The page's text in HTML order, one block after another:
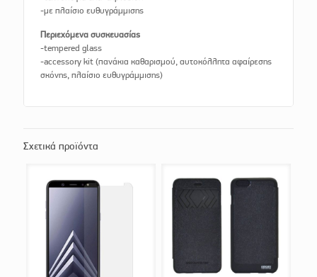
-με πλαίσιο ευθυγράμμισης
Περιεχόμενα συσκευασίας
-tempered glass
-accessory kit (πανάκια καθαρισμού, αυτοκόλλητα αφαίρεσης
σκόνης, πλαίσιο ευθυγράμμισης)
Σχετικά προϊόντα